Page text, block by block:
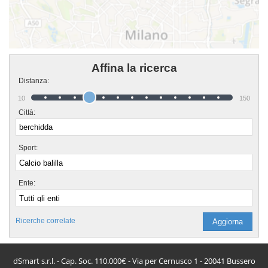
Affina la ricerca
Distanza:
10 150
Città:
Sport:
Ente:
Ricerche correlate
dSmart s.r.l. - Cap. Soc. 110.000€ - Via per Cernusco 1 - 20041 Bussero